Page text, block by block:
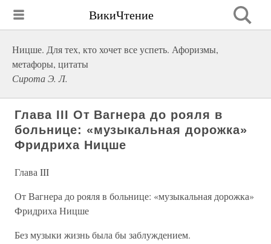
ВикиЧтение
Ницше. Для тех, кто хочет все успеть. Афоризмы,
метафоры, цитаты
Сирота Э. Л.
Глава III От Вагнера до рояля в
больнице: «музыкальная дорожка»
Фридриха Ницше
Глава III
От Вагнера до рояля в больнице: «музыкальная дорожка»
Фридриха Ницше
Без музыки жизнь была бы заблуждением.